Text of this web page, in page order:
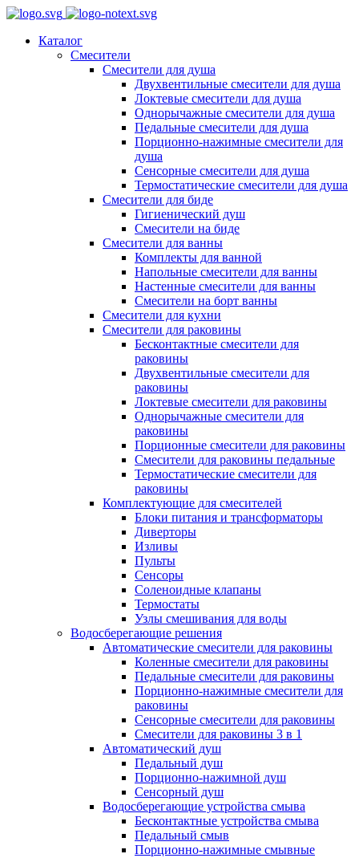
Каталог
Смесители
Смесители для душа
Двухвентильные смесители для душа
Локтевые смесители для душа
Однорычажные смесители для душа
Педальные смесители для душа
Порционно-нажимные смесители для
душа
Сенсорные смесители для душа
Термостатические смесители для душа
Смесители для биде
Гигиенический душ
Смесители на биде
Смесители для ванны
Комплекты для ванной
Напольные смесители для ванны
Настенные смесители для ванны
Смесители на борт ванны
Смесители для кухни
Смесители для раковины
Бесконтактные смесители для
раковины
Двухвентильные смесители для
раковины
Локтевые смесители для раковины
Однорычажные смесители для
раковины
Порционные смесители для раковины
Смесители для раковины педальные
Термостатические смесители для
раковины
Комплектующие для смесителей
Блоки питания и трансформаторы
Диверторы
Изливы
Пульты
Сенсоры
Соленоидные клапаны
Термостаты
Узлы смешивания для воды
Водосберегающие решения
Автоматические смесители для раковины
Коленные смесители для раковины
Педальные смесители для раковины
Порционно-нажимные смесители для
раковины
Сенсорные смесители для раковины
Смесители для раковины 3 в 1
Автоматический душ
Педальный душ
Порционно-нажимной душ
Сенсорный душ
Водосберегающие устройства смыва
Бесконтактные устройства смыва
Педальный смыв
Порционно-нажимные смывные